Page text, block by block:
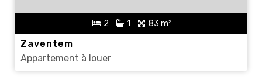
2 1 83 m²
Zaventem
Appartement à louer